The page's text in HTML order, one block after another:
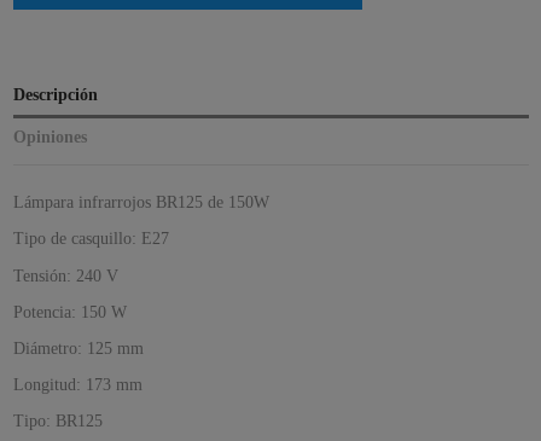
Descripción
Opiniones
Lámpara infrarrojos BR125 de 150W
Tipo de casquillo: E27
Tensión: 240 V
Potencia: 150 W
Diámetro: 125 mm
Longitud: 173 mm
Tipo: BR125